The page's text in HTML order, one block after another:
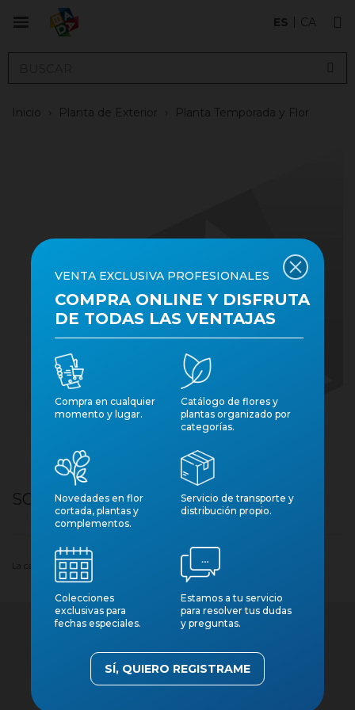
ES CA
Inicio Planta de Exterior Planta Temporada y Flor
SCAEVOLA AEMULA M17
La cantidad mínima del pedido de compra para el producto es 10.
VENTA EXCLUSIVA PROFESIONALES
COMPRA ONLINE Y DISFRUTA
DE TODAS LAS VENTAJAS
Compra en cualquier
momento y lugar.
Catálogo de flores y
plantas organizado por
categorías.
Novedades en flor
cortada, plantas y
complementos.
Servicio de transporte y
distribución propio.
Colecciones
exclusivas para
fechas especiales.
Estamos a tu servicio
para resolver tus dudas
y preguntas.
SÍ, QUIERO REGISTRAME